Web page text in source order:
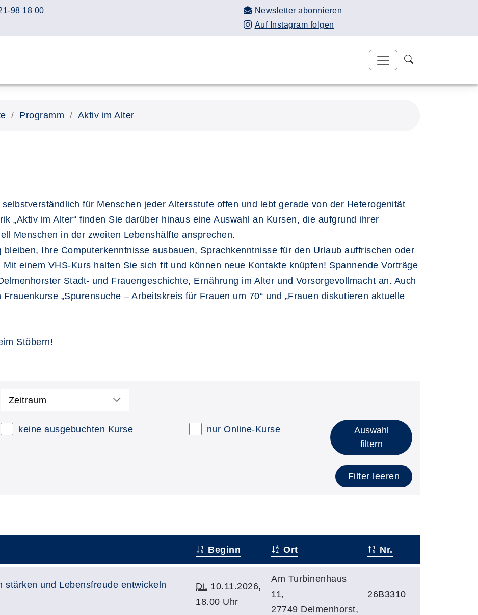
98 18 00
Newsletter abonnieren
Auf Instagram folgen
Programm Aktiv im Alter
für Menschen jeder Altersstufe offen und lebt gerade von der Heterogenität
„Aktiv im Alter“ finden Sie darüber hinaus eine Auswahl an Kursen, die aufgrund ihrer
Menschen in der zweiten Lebenshälfte ansprechen.
Ihre Computerkenntnisse ausbauen, Sprachkenntnisse für den Urlaub auffrischen oder
einem VHS-Kurs halten Sie sich fit und können neue Kontakte knüpfen! Spannende Vorträge
Stadt- und Frauengeschichte, Ernährung im Alter und Vorsorgevollmacht an. Auch
„Spurensuche – Arbeitskreis für Frauen um 70“ und „Frauen diskutieren aktuelle
Stöbern!
Zeitraum
keine ausgebuchten Kurse nur Online-Kurse
Auswahl
filtern
Filter leeren
Beginn Ort Nr.
stärken und Lebensfreude entwickeln Di. 10.11.2026,
18.00 Uhr
Am Turbinenhaus
11,
27749 Delmenhorst,
26B3310